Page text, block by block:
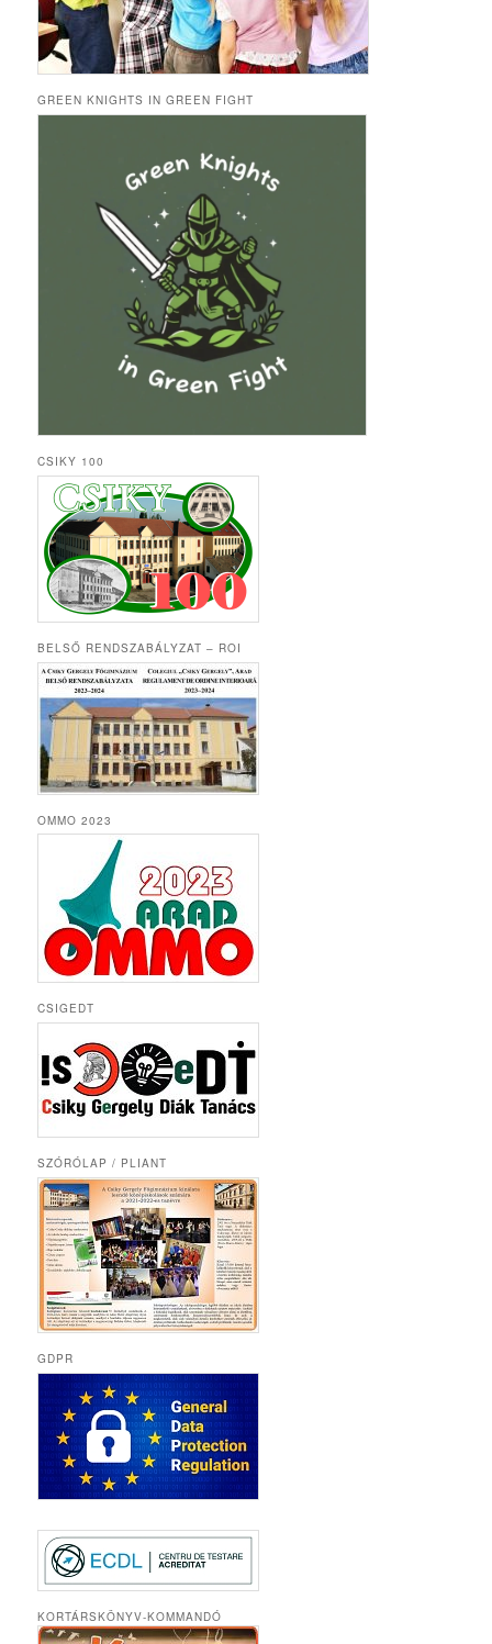
GREEN KNIGHTS IN GREEN FIGHT
CSIKY 100
BELSŐ RENDSZABÁLYZAT – ROI
OMMO 2023
CSIGEDT
SZÓRÓLAP / PLIANT
GDPR
KORTÁRSKÖNYV-KOMMANDÓ